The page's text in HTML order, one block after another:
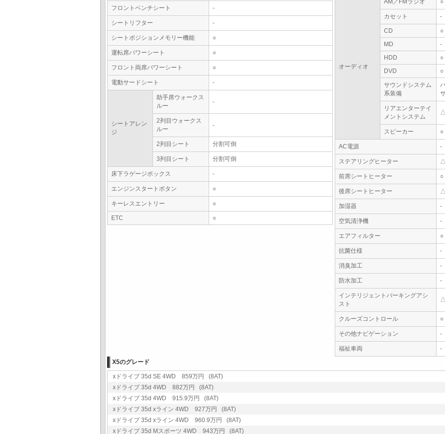
フロントベンチシート -
シートリフター -
シートポジションメモリー機能 ○
運転席パワーシート ○
フロント両席パワーシート ○
電動サードシート -
シートアレン
ジ
助手席ウォークス
ルー
-
2列目ウォークス
ルー
-
2列目シート 分割可倒
3列目シート 分割可倒
床下ラゲージボックス -
エンジンスタートボタン ○
キーレスエントリー ○
ETC ○
オーディオ
AM／FMラジオ ○
カセット -
CD
○
MD
-
HDD
○
DVD
○
サウンドシステム
系装備
リアエンターテイ
メントシステム
スピーカー ○
AC電源 -
ステアリングヒーター
前席シートヒーター ○
後席シートヒーター
加湿器 -
空気清浄機 -
エアフィルター ○
抗菌仕様 -
消臭加工 -
防水加工 -
インテリジェントパーキングアシ
スト
クルーズコントロール ○
その他ナビゲーション -
福祉車両
-
X5のグレード
xドライブ 35d SE 4WD 859万円 (8AT)
xドライブ 35d 4WD 882万円 (8AT)
xドライブ 35d 4WD 915.9万円 (8AT)
xドライブ 35d xライン 4WD 927万円 (8AT)
xドライブ 35d xライン 4WD 960.9万円 (8AT)
xドライブ 35d Mスポーツ 4WD 943万円 (8AT)